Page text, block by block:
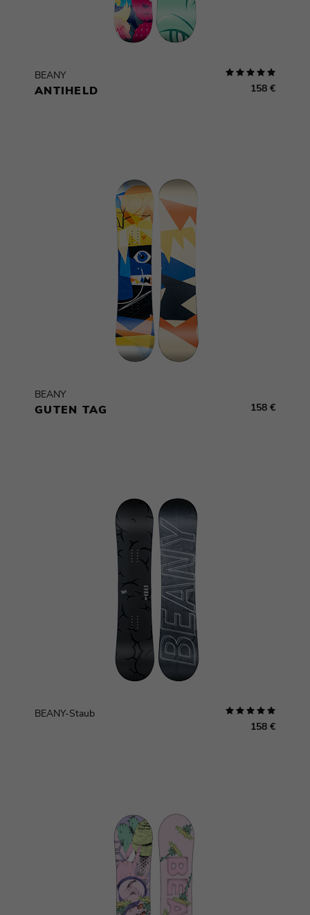
BEANY
ANTIHELD 158 €
BEANY
GUTEN TAG 158 €
BEANY-Staub
158 €